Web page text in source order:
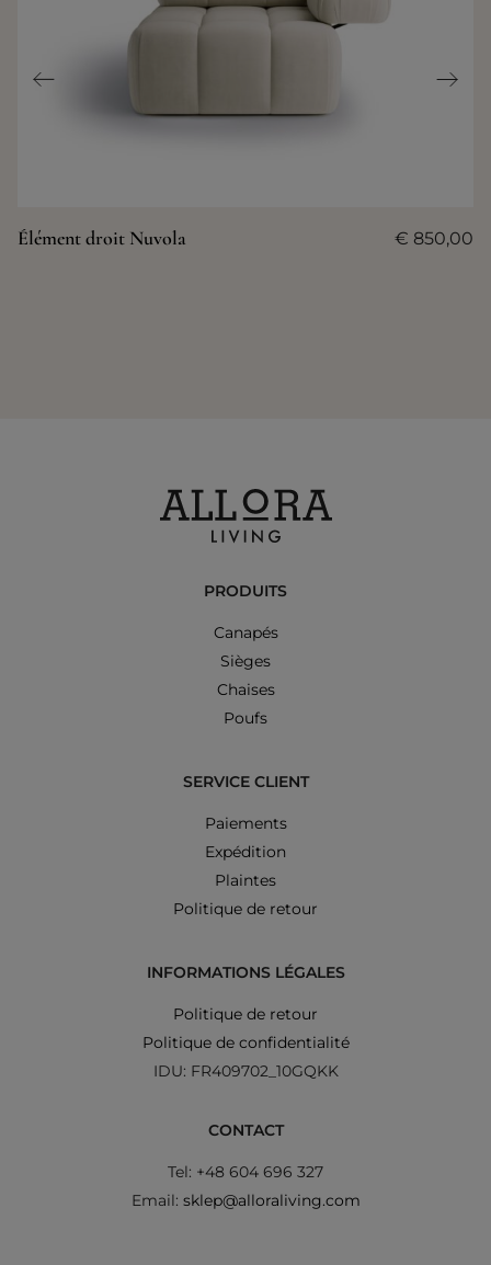
Élément droit Nuvola € 850,00
PRODUITS
Canapés
Sièges
Chaises
Poufs
SERVICE CLIENT
Paiements
Expédition
Plaintes
Politique de retour
INFORMATIONS LÉGALES
Politique de retour
Politique de confidentialité
IDU: FR409702_10GQKK
CONTACT
Tel: +48 604 696 327
Email: sklep@alloraliving.com